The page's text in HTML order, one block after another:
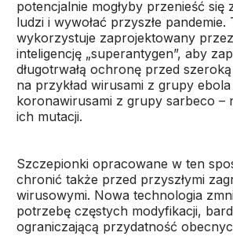
potencjalnie mogłyby przenieść się
ludzi i wywołać przyszłe
wykorzystuje zaprojektowany
inteligencję „superantygen”, aby
długotrwałą ochronę przed
na przykład wirusami z grupy
koronawirusami z grupy sarbeco –
ich mutacji.
Szczepionki opracowane w ten
chronić także przed przyszłymi
wirusowymi. Nowa technologia
potrzebę częstych modyfikacji,
ograniczającą przydatność